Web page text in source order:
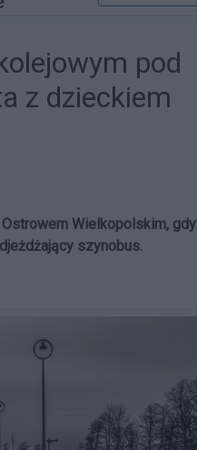
pod
z dzieckiem
Wielkopolskim, gdy
szynobus.